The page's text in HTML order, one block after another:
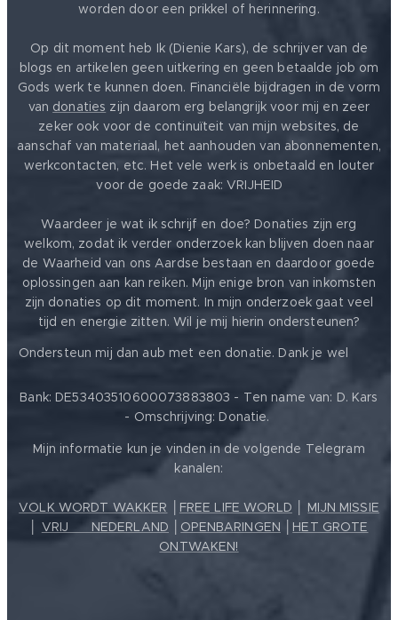
worden door een prikkel of herinnering.
Op dit moment heb Ik (Dienie Kars), de schrijver van de
blogs en artikelen geen uitkering en geen betaalde job om
Gods werk te kunnen doen. Financiële bijdragen in de vorm
van donaties zijn daarom erg belangrijk voor mij en zeer
zeker ook voor de continuïteit van mijn websites, de
aanschaf van materiaal, het aanhouden van abonnementen,
werkcontacten, etc. Het vele werk is onbetaald en louter
voor de goede zaak: VRIJHEID ❤️
Waardeer je wat ik schrijf en doe? Donaties zijn erg
welkom, zodat ik verder onderzoek kan blijven doen naar
de Waarheid van ons Aardse bestaan en daardoor goede
oplossingen aan kan reiken. Mijn enige bron van inkomsten
zijn donaties op dit moment. In mijn onderzoek gaat veel
tijd en energie zitten. Wil je mij hierin ondersteunen?
Ondersteun mij dan aub met een donatie. Dank je wel
Bank: DE53403510600073883803 - Ten name van: D. Kars
- Omschrijving: Donatie.
Mijn informatie kun je vinden in de volgende Telegram
kanalen:
VOLK WORDT WAKKER FREE LIFE WORLD
MIJN MISSIE
VRIJ ❤️ NEDERLAND OPENBARINGEN
HET GROTE
ONTWAKEN!